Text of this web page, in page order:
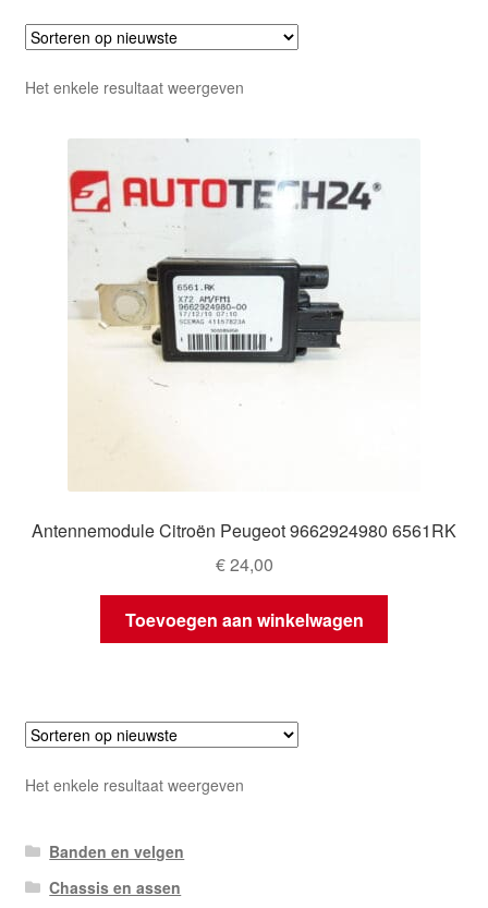
Het enkele resultaat weergeven
Antennemodule Citroën Peugeot 9662924980 6561RK
€24,00
Toevoegen aan winkelwagen
Het enkele resultaat weergeven
Banden en velgen
Chassis en assen